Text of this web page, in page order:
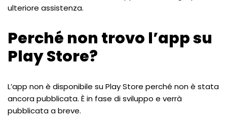
ulteriore assistenza.
Perché non trovo l’app su
Play Store?
L’app non è disponibile su Play Store perché non è stata
ancora pubblicata. È in fase di sviluppo e verrà
pubblicata a breve.